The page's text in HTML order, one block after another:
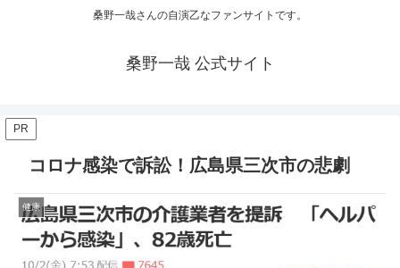
桑野一哉さんの自演乙なファンサイトです。
桑野一哉 公式サイト
PR
コロナ感染で訴訟！広島県三次市の悲劇
健康